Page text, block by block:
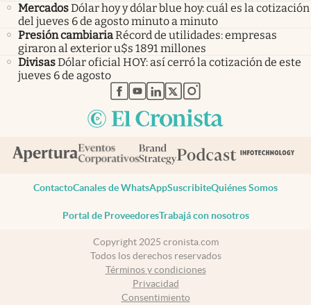
MercadosDólar hoy y dólar blue hoy: cuál es la cotización
del jueves 6 de agosto minuto a minuto
Presión cambiariaRécord de utilidades: empresas
giraron al exterior u$s 1891 millones
DivisasDólar oficial HOY: así cerró la cotización de este
jueves 6 de agosto
abre en nueva pestaña
abre en nueva pestaña
abre en nueva pestaña
abre en nueva pestaña
abre en nueva pestaña
ContactoCanales de WhatsAppSuscribiteQuiénes Somos
Portal de ProveedoresTrabajá con nosotros
Copyright 2025 cronista.com
Todos los derechos reservados
Términos y condiciones
Privacidad
Consentimiento